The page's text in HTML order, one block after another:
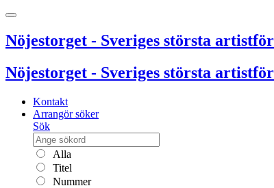
Nöjestorget - Sveriges största
Nöjestorget - Sveriges största
Kontakt
Arrangör söker
Sök
Alla
Titel
Nummer